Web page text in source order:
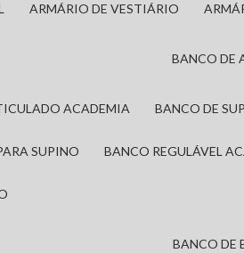
ARMÁRIO DE VESTIÁRIO
BANCO
ACADEMIA BANCO DE
SUPINO BANCO REGULÁVEL
BANCO